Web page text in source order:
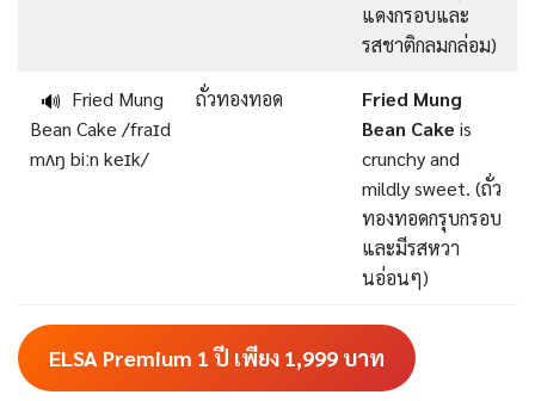
แดงกรอบและ
รสชาติกลมกล่อม)
🔊 Fried Mung
Bean Cake /fraɪd
mʌŋ biːn keɪk/
ถั่วทองทอด
Fried Mung
Bean Cake is
crunchy and
mildly sweet. (ถั่ว
ทองทอดกรุบกรอบ
และมีรสหวา
นอ่อนๆ)
ELSA Premium 1 ปี เพียง 1,999 บาท